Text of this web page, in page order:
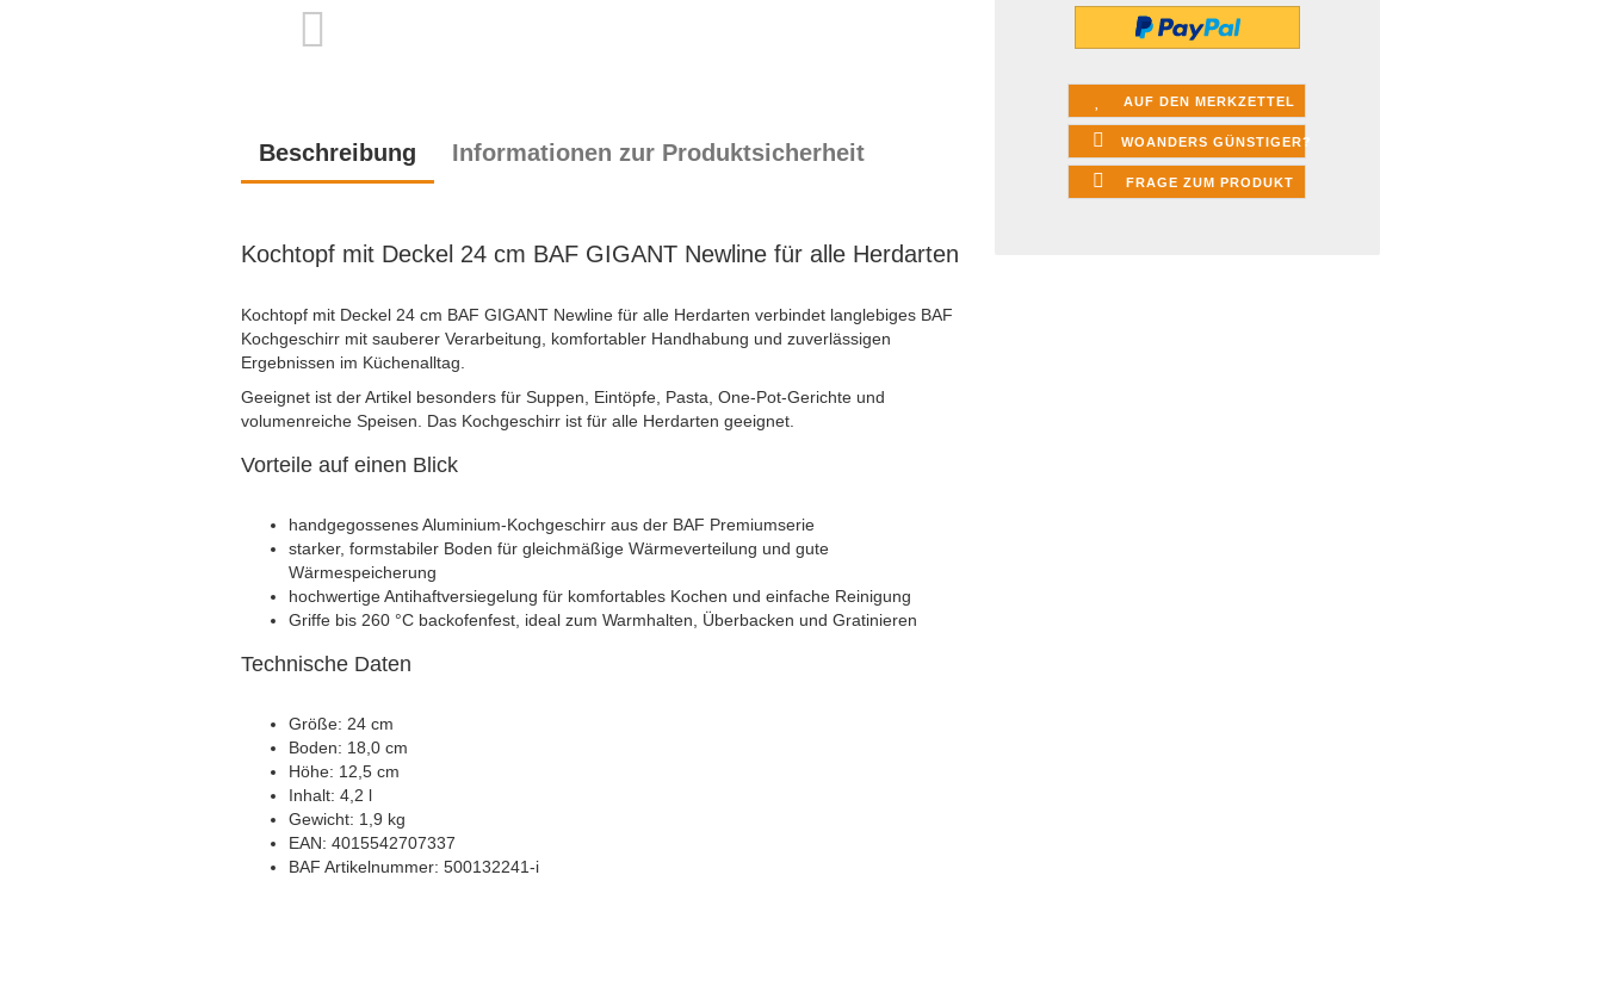
AUF DEN MERKZETTEL
WOANDERS GÜNSTIGER?
FRAGE ZUM PRODUKT
Beschreibung Informationen zur Produktsicherheit
Kochtopf mit Deckel 24 cm BAF GIGANT Newline für alle Herdarten
Kochtopf mit Deckel 24 cm BAF GIGANT Newline für alle Herdarten verbindet langlebiges BAF
Kochgeschirr mit sauberer Verarbeitung, komfortabler Handhabung und zuverlässigen
Ergebnissen im Küchenalltag.
Geeignet ist der Artikel besonders für Suppen, Eintöpfe, Pasta, One-Pot-Gerichte und
volumenreiche Speisen. Das Kochgeschirr ist für alle Herdarten geeignet.
Vorteile auf einen Blick
handgegossenes Aluminium-Kochgeschirr aus der BAF Premiumserie
starker, formstabiler Boden für gleichmäßige Wärmeverteilung und gute
Wärmespeicherung
hochwertige Antihaftversiegelung für komfortables Kochen und einfache Reinigung
Griffe bis 260 °C backofenfest, ideal zum Warmhalten, Überbacken und Gratinieren
Technische Daten
Größe: 24 cm
Boden: 18,0 cm
Höhe: 12,5 cm
Inhalt: 4,2 l
Gewicht: 1,9 kg
EAN: 4015542707337
BAF Artikelnummer: 500132241-i